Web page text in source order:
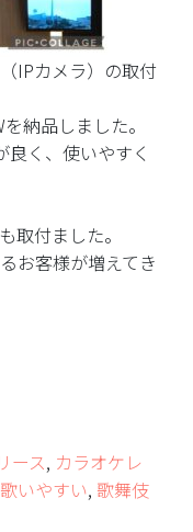
IPカメラ）の取付
納品しました。
く、使いやすく
取付ました。
お客様が増えてき
ース, カラオケレ
歌いやすい, 歌舞伎